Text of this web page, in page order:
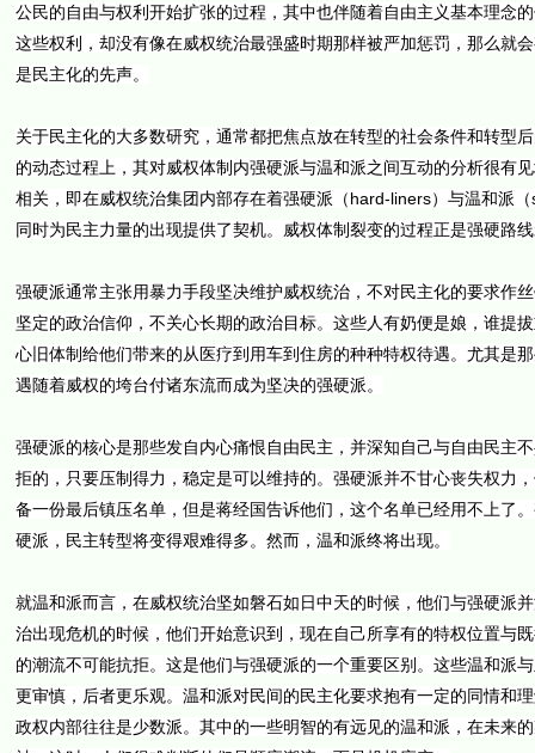
公民的自由与权利开始扩张的过程，其中也伴随着自由主义基本理念
这些权利，却没有像在威权统治最强盛时期那样被严加惩罚，那么就
是民主化的先声。
关于民主化的大多数研究，通常都把焦点放在转型的社会条件和转型
的动态过程上，其对威权体制内强硬派与温和派之间互动的分析很有
相关，即在威权统治集团内部存在着强硬派（hard-liners）与温和派
同时为民主力量的出现提供了契机。威权体制裂变的过程正是强硬路
强硬派通常主张用暴力手段坚决维护威权统治，不对民主化的要求作
坚定的政治信仰，不关心长期的政治目标。这些人有奶便是娘，谁提
心旧体制给他们带来的从医疗到用车到住房的种种特权待遇。尤其是
遇随着威权的垮台付诸东流而成为坚决的强硬派。
强硬派的核心是那些发自内心痛恨自由民主，并深知自己与自由民主
拒的，只要压制得力，稳定是可以维持的。强硬派并不甘心丧失权力
备一份最后镇压名单，但是蒋经国告诉他们，这个名单已经用不上了
硬派，民主转型将变得艰难得多。然而，温和派终将出现。
就温和派而言，在威权统治坚如磐石如日中天的时候，他们与强硬派
治出现危机的时候，他们开始意识到，现在自己所享有的特权位置与
的潮流不可能抗拒。这是他们与强硬派的一个重要区别。这些温和派
更审慎，后者更乐观。温和派对民间的民主化要求抱有一定的同情和
政权内部往往是少数派。其中的一些明智的有远见的温和派，在未来